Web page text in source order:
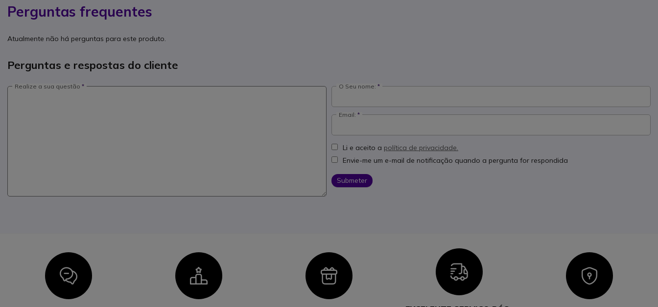
Perguntas frequentes
Atualmente não há perguntas para este produto.
Perguntas e respostas do cliente
Realize a sua questão O Seu nome:
Email:
Li e aceito a política de privacidade.
Envie-me um e-mail de notificação quando a pergunta for respondida
Submeter
Icon Icon Icon Icon Icon